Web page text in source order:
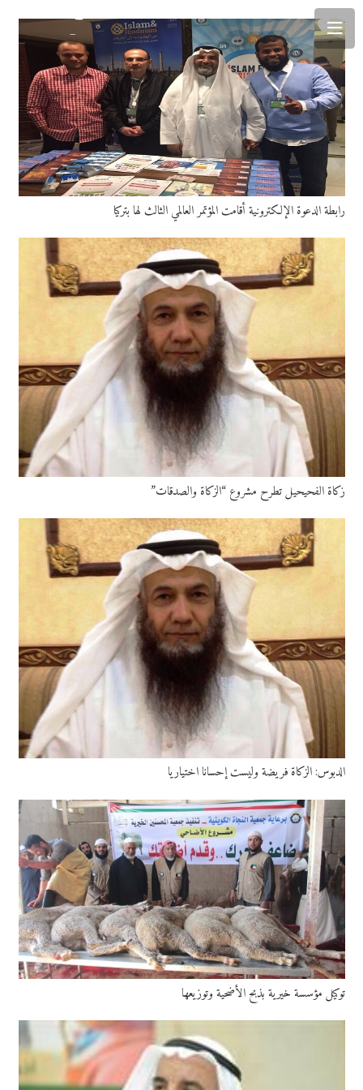
رابطة الدعوة الإلكترونية أقامت المؤتمر العالمي الثالث لها بتركيا
زكاة الفحيحيل تطرح مشروع “الزكاة والصدقات”
الدبوس: الزكاة فريضة وليست إحسانا اختياريا
توكيل مؤسسة خيرية بذبح الأضحية وتوزيعها